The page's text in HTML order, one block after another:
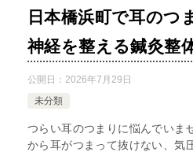
日本橋浜町で耳のつ
神経を整える鍼灸整
公開日： 2026年7月29日
未分類
つらい耳のつまりに悩んでいま
から耳がつまって抜けない、気